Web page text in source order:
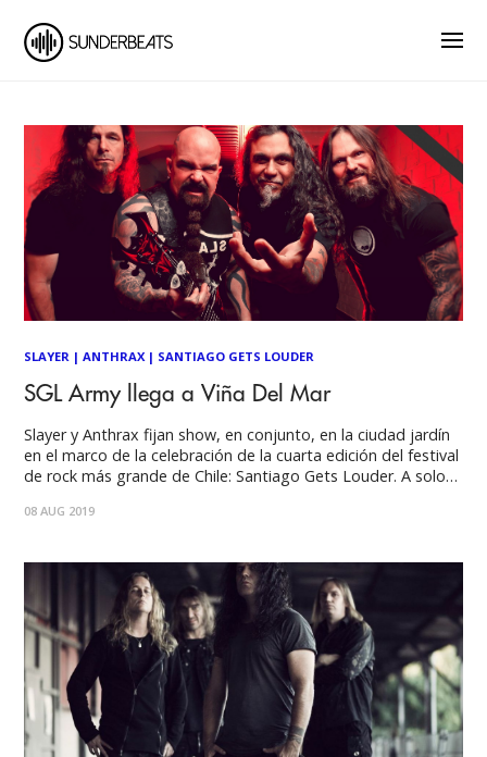
SLAYER |ANTHRAX| SANTIAGO GETS LOUDER
SGL Army llega a Viña Del Mar
Slayer y Anthrax fijan show, en conjunto, en la ciudad jardín
en el marco de la celebración de la cuarta edición del festival
de rock más grande de Chile: Santiago Gets Louder. A solo
festival "Santiago Gets Louder". "Slayer"
08 AUG 2019